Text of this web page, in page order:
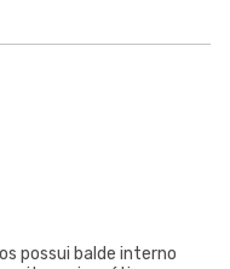
possui balde interno